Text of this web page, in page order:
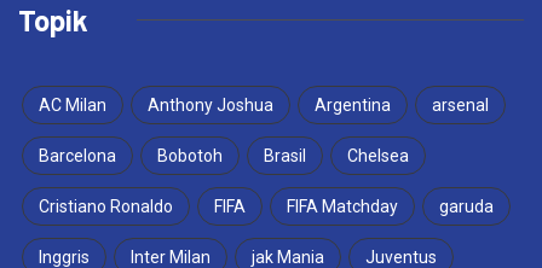
Topik
AC Milan Anthony Joshua Argentina arsenal
Barcelona Bobotoh Brasil Chelsea
Cristiano Ronaldo FIFA FIFA Matchday garuda
Inggris Inter Milan jak Mania Juventus